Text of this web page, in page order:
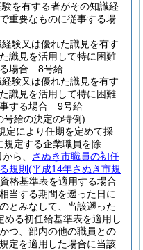
を有する者がその知識経
重要なものに従事する場
験又は優れた識見を有す
識見を活用して特に困難
る場合 8号給
験又は優れた識見を有す
識見を活用して特に困難
事する場合 9号給
号給の決定の特例)
定により任期を定めて採
規定する企業職員を除
ら、 さぬき市職員の初任
規則 (平成14年さぬき市規
格基準表を適用する場合
当する期間を遡った日に
とみなして、当該遡った
める初任給基準表を適用し
つ、部内の他の職員との
定を適用した場合に当該